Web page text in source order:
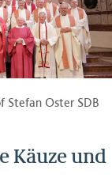
Stefan Oster SDB
Käuze und